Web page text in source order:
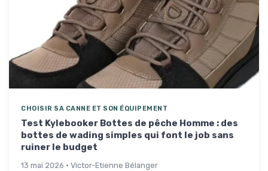
CHOISIR SA CANNE ET SON ÉQUIPEMENT
Test Kylebooker Bottes de pêche Homme : des
bottes de wading simples qui font le job sans
ruiner le budget
13 mai 2026 · Victor-Etienne Bélanger